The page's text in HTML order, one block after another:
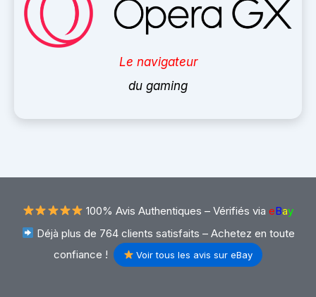
Le navigateur
du gaming
100% Avis Authentiques – Vérifiés via eBay
Déjà plus de 764 clients satisfaits – Achetez en toute
confiance !
Voir tous les avis sur eBay